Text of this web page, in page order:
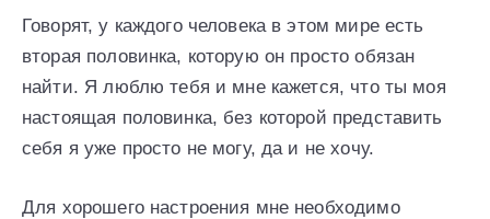
Говорят, у каждого человека в этом мире есть
вторая половинка, которую он просто обязан
найти. Я люблю тебя и мне кажется, что ты моя
настоящая половинка, без которой представить
себя я уже просто не могу, да и не хочу.
Для хорошего настроения мне необходимо